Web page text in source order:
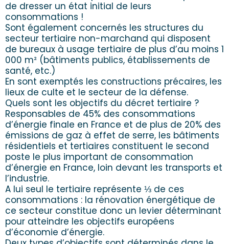
de dresser un état initial de leurs
consommations !
Sont également concernés les structures du
secteur tertiaire non-marchand qui disposent
de bureaux à usage tertiaire de plus d’au moins 1
000 m² (bâtiments publics, établissements de
santé, etc.)
En sont exemptés les constructions précaires, les
lieux de culte et le secteur de la défense.
Quels sont les objectifs du décret tertiaire ?
Responsables de 45% des consommations
d’énergie finale en France et de plus de 20% des
émissions de gaz à effet de serre, les bâtiments
résidentiels et tertiaires constituent le second
poste le plus important de consommation
d’énergie en France, loin devant les transports et
l’industrie.
A lui seul le tertiaire représente ⅓ de ces
consommations : la rénovation énergétique de
ce secteur constitue donc un levier déterminant
pour atteindre les objectifs européens
d’économie d’énergie.